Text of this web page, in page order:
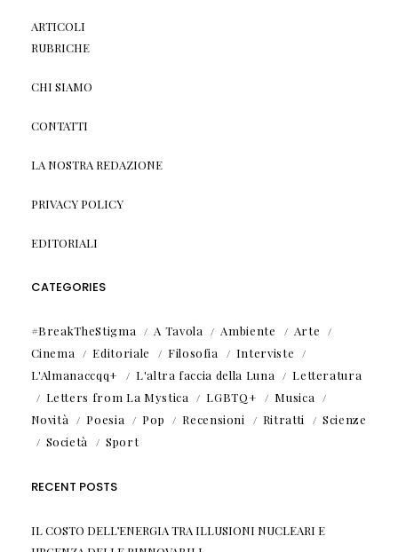
ARTICOLI
RUBRICHE
CHI SIAMO
CONTATTI
LA NOSTRA REDAZIONE
PRIVACY POLICY
EDITORIALI
CATEGORIES
#BreakTheStigma A Tavola Ambiente
Arte
Cinema
Editoriale Filosofia
Interviste
L'Almanaccqq+
L'altra faccia della Luna
Letteratura
Letters from La Mystica
LGBTQ+
Musica
Novità
Poesia Pop Recensioni Ritratti
Scienze
Società
Sport
RECENT POSTS
IL COSTO DELL’ENERGIA TRA ILLUSIONI NUCLEARI E